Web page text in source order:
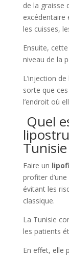
de la graisse
excédentaire
les cuisses,
Ensuite,
niveau de la
L’injection
sorte que
l’endroit où
Quel
Tunisie
Faire un
profiter
évitant les
classique.
La Tunisie
les patients
En effet, elle